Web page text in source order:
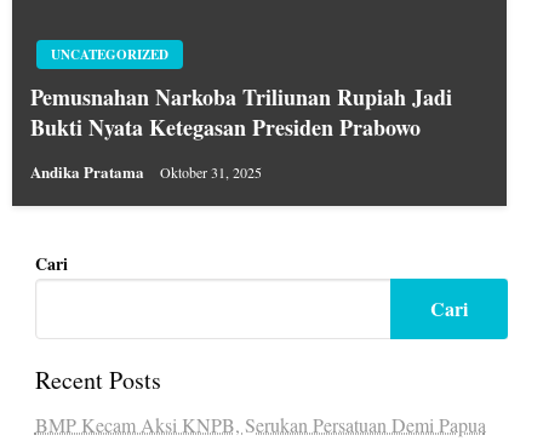
UNCATEGORIZED
Pemusnahan Narkoba Triliunan Rupiah Jadi
Bukti Nyata Ketegasan Presiden Prabowo
Andika Pratama Oktober 31, 2025
Cari
Cari
Recent Posts
BMP Kecam Aksi KNPB, Serukan Persatuan Demi Papua